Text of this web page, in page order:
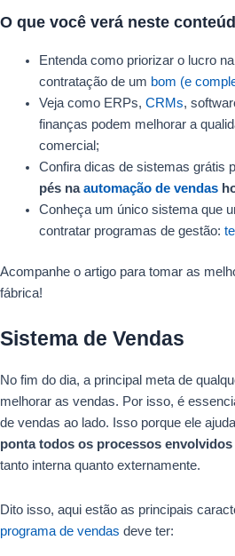
O que você verá neste
Entenda como priorizar o lucro
contratação de um bom (e
Veja como ERPs, CRMs,
finanças podem melhorar a
comercial;
Confira dicas de sistemas grátis
pés naautomação de vendas
Conheça um único sistema que
contratar programas de gestão:
Acompanhe o artigo para tomar as
fábrica!
Sistema de Vendas
No fim do dia, a principal meta de
melhorar as vendas. Por isso, é
de vendas ao lado. Isso porque ele
ponta todos os processos envolvidos
tanto interna quanto externamente.
Dito isso, aqui estão as principais
programa de vendas deve ter: